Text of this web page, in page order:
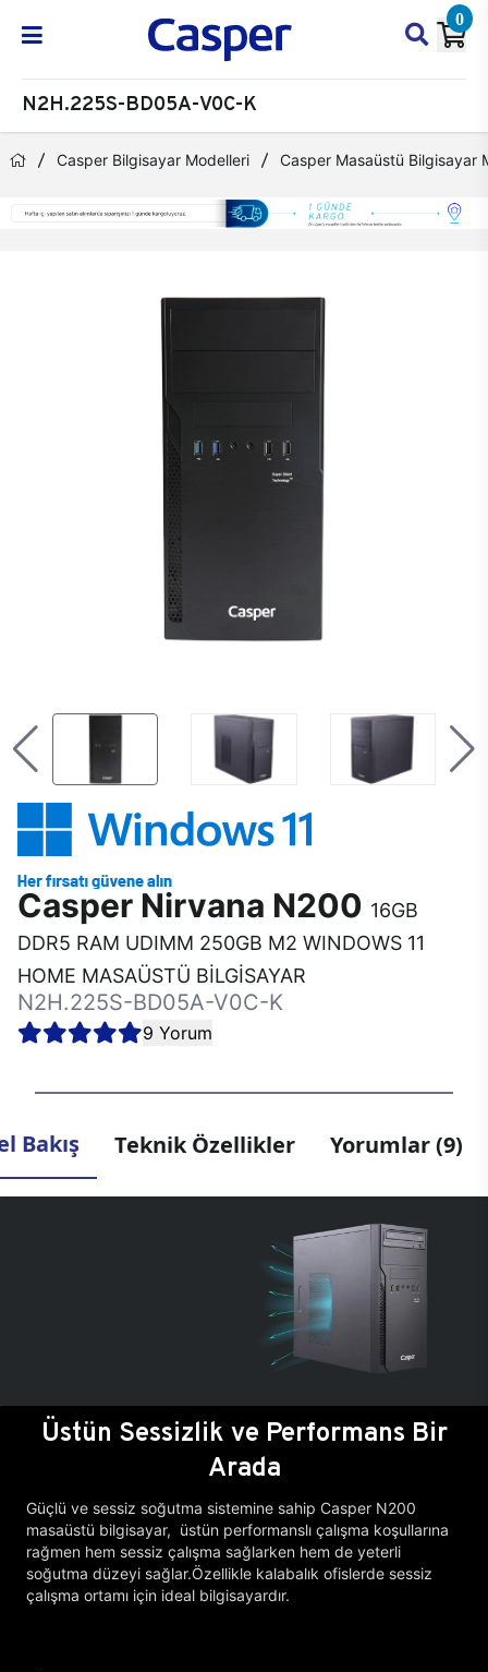
0
N2H.225S-BD05A-V0C-K
Casper Bilgisayar Modelleri Casper Masaüstü Bilgisayar
Casper Nirvana N200 16GB
DDR5 RAM UDIMM 250GB M2 WINDOWS 11
HOME MASAÜSTÜ BİLGİSAYAR
N2H.225S-BD05A-V0C-K
9 Yorum
Bakış Teknik Özellikler Yorumlar (9)
Üstün Sessizlik ve Performans Bir
Arada
Güçlü ve sessiz soğutma sistemine sahip Casper N200
masaüstü bilgisayar, üstün performanslı çalışma koşullarına
rağmen hem sessiz çalışma sağlarken hem de yeterli
soğutma düzeyi sağlar.Özellikle kalabalık ofislerde sessiz
çalışma ortamı için ideal bilgisayardır.